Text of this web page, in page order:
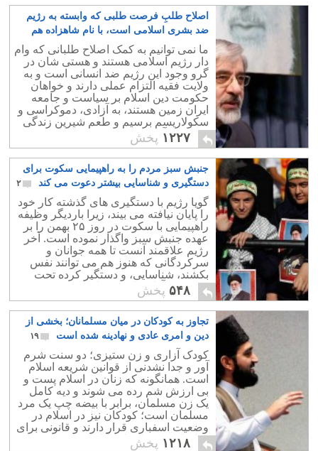
اصلاح طلبِ فرصت طلبی که وابسته به رژیم
ضد بشری اسلامی است، با نام شاهزاده هم
دشمنی دارد
ما نمی توانیم به کمک اصلاح طلبانی که وام
دار رژیم اسلامی هستند و هستی شان در
گرو وجود این رژیم ضد انسانی است و به
ولایت فقیه التزام عملی دارند و خواهان
حکومت دین اسلام بر سیاست و جامعه
ایران زمین هستند، به آزادی، دموکراسی و
سکولاریسم برسیم و طعم شیرین زندگی
زیر سایه آزادی بی قید و شرط را بچشیم.
۱۲۲۷ پخش
جنبش سبز مردم را به راهپیمایی سکوت برای
دستگیری و شناسایی بیشتر دعوت می کند
۲
گویا رژیم با دستگیری های گذشته کار خود
را پایان نیافته می بیند، زیرا باردیگر وظیفه
راهپیمایی با سکوت در روز ۲۵ بهمن را بر
عهده جنبش سبز واگذار نموده است. آخر
رژیم علاقمند آنست تا همه جوانان و
سرکردگانی که هنوز هم می توانند نفس
بکشند، شناسایی، و دستگیر کرده تحت
شکنجه و آزار و اذیت قرار دهد.
۵۴۸ پخش
تجاوز به کودکان در میان مسلمانان؛ بخشی از
دین و امری عادی و نهادینه شده است
۱۹
کودک آزاری و زن ستیزی؛ دو سنت شرم
آور و جدا نشدنی از قوانین شریعه اسلام
است. همانگونه که زنان در اسلام پست و
بی ارزش شم رده می شوند و دیه کامل
یک زن مسلمان، برابر با بیضه چپ یک مرد
مسلمان است؛ کودکان نیز در اسلام در
وضعیت اسفباری قرار دارند و قانونی برای
دفاع از حقوق انسانی آنان وجود ندارد.
۱۲۱۸ پخش